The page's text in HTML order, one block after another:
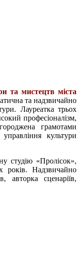
та мистецтв міста
та надзвичайно
Лауреатка трьох
професіоналізм,
грамотами
управління культури
студію «Пролісок»,
років. Надзвичайно
авторка сценаріїв,